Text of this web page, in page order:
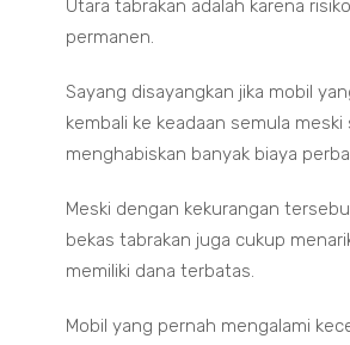
Utara tabrakan adalah karena
permanen.
Sayang disayangkan jika mobil
kembali ke keadaan semula meski
menghabiskan banyak biaya
Meski dengan kekurangan
bekas tabrakan juga cukup
memiliki dana terbatas.
Mobil yang pernah mengalami